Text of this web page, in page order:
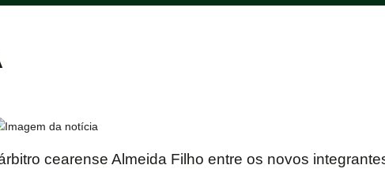
cearense Almeida Filho entre os novos